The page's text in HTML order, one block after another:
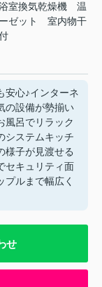
室換気乾燥機
温
ゼット
室内物干
安心♪インターネ
の設備が勢揃い
風呂でリラック
システムキッチ
様子が見渡せる
セキュリティ面
プルまで幅広く
せ